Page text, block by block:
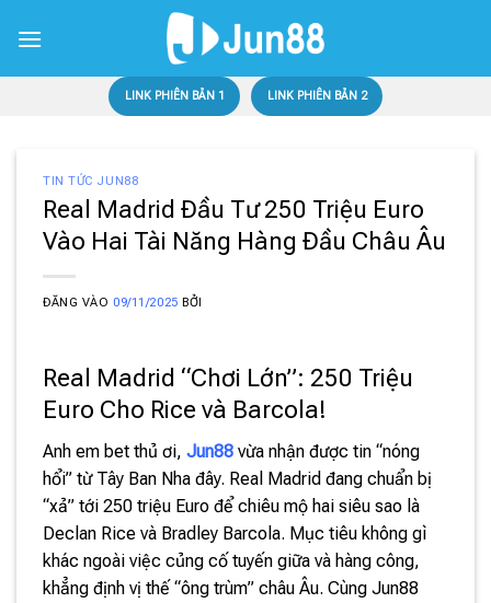
qua
LINK PHIÊN BẢN 1 LINK PHIÊN BẢN 2
TIN TỨC JUN88
Real Madrid Đầu Tư 250 Triệu Euro
Vào Hai Tài Năng Hàng Đầu Châu Âu
ĐĂNG VÀO 09/11/2025 BỞI
Real Madrid “Chơi Lớn”: 250 Triệu
Euro Cho Rice và Barcola!
Anh em bet thủ ơi, Jun88 vừa nhận được tin “nóng
hổi” từ Tây Ban Nha đây. Real Madrid đang chuẩn bị
“xả” tới 250 triệu Euro để chiêu mộ hai siêu sao là
Declan Rice và Bradley Barcola. Mục tiêu không gì
khác ngoài việc củng cố tuyến giữa và hàng công,
khẳng định vị thế “ông trùm” châu Âu. Cùng Jun88